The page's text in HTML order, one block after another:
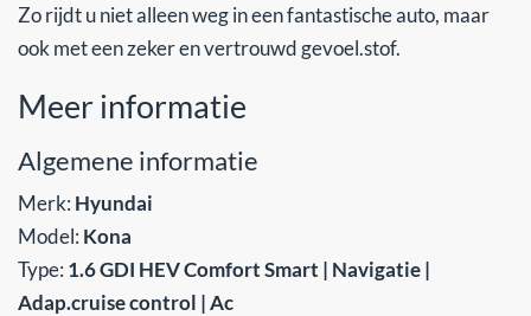
Zo rijdt u niet alleen weg in een fantastische auto, maar
ook met een zeker en vertrouwd gevoel.stof.
Meer informatie
Algemene informatie
Merk: Hyundai
Model: Kona
Type: 1.6 GDI HEV Comfort Smart | Navigatie |
Adap.cruise control | Ac